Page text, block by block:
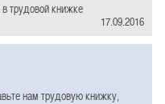
в трудовой книжке
17.09.2016
нам трудовую книжку,